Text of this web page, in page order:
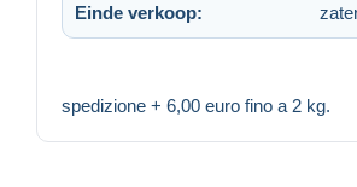
Einde verkoop:
spedizione + 6,00 euro fino a 2 kg.